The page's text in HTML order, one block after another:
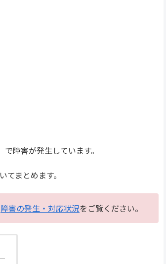
障害が発生しています。
まとめます。
障害の発生・対応状況をご覧ください。